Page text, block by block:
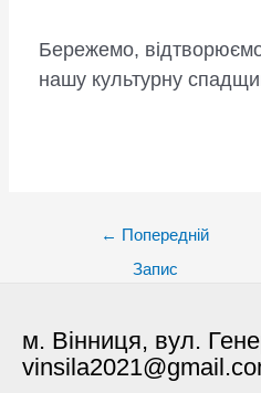
Бережемо,
нашу культурну
← Попередній
Запис
м. Вінниця, вул.